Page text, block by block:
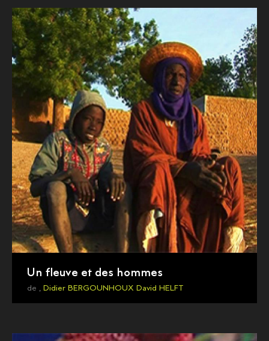
Un fleuve et des hommes
de , Didier BERGOUNHOUX David HELFT